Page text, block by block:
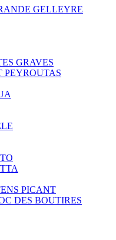
GELLEYRE
GRAVES
PEYROUTAS
PICANT
DES BOUTIRES